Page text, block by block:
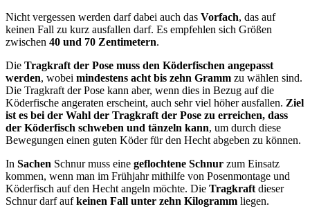
Nicht vergessen werden darf dabei auch das Vorfach, das auf
keinen Fall zu kurz ausfallen darf. Es empfehlen sich Größen
zwischen 40 und 70 Zentimetern.
Die Tragkraft der Pose muss den Köderfischen angepasst
werden, wobei mindestens acht bis zehn Gramm zu wählen sind.
Die Tragkraft der Pose kann aber, wenn dies in Bezug auf die
Köderfische angeraten erscheint, auch sehr viel höher ausfallen. Ziel
ist es bei der Wahl der Tragkraft der Pose zu erreichen, dass
der Köderfisch schweben und tänzeln kann, um durch diese
Bewegungen einen guten Köder für den Hecht abgeben zu können.
In Sachen Schnur muss eine geflochtene Schnur zum Einsatz
kommen, wenn man im Frühjahr mithilfe von Posenmontage und
Köderfisch auf den Hecht angeln möchte. Die Tragkraft dieser
Schnur darf aufkeinen Fall unter zehn Kilogramm liegen.